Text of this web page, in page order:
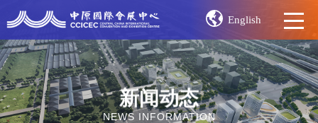
English
新闻动态
NEWS INFORMATION